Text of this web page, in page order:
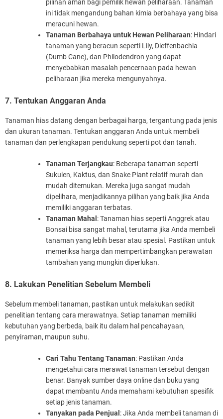
pilihan aman bagi pemilik hewan peliharaan. Tanaman
ini tidak mengandung bahan kimia berbahaya yang bisa
meracuni hewan.
Tanaman Berbahaya untuk Hewan Peliharaan: Hindari
tanaman yang beracun seperti Lily, Dieffenbachia
(Dumb Cane), dan Philodendron yang dapat
menyebabkan masalah pencernaan pada hewan
peliharaan jika mereka mengunyahnya.
7. Tentukan Anggaran Anda
Tanaman hias datang dengan berbagai harga, tergantung pada jenis
dan ukuran tanaman. Tentukan anggaran Anda untuk membeli
tanaman dan perlengkapan pendukung seperti pot dan tanah.
Tanaman Terjangkau: Beberapa tanaman seperti
Sukulen, Kaktus, dan Snake Plant relatif murah dan
mudah ditemukan. Mereka juga sangat mudah
dipelihara, menjadikannya pilihan yang baik jika Anda
memiliki anggaran terbatas.
Tanaman Mahal : Tanaman hias seperti Anggrek atau
Bonsai bisa sangat mahal, terutama jika Anda membeli
tanaman yang lebih besar atau spesial. Pastikan untuk
memeriksa harga dan mempertimbangkan perawatan
tambahan yang mungkin diperlukan.
8. Lakukan Penelitian Sebelum Membeli
Sebelum membeli tanaman, pastikan untuk melakukan sedikit
penelitian tentang cara merawatnya. Setiap tanaman memiliki
kebutuhan yang berbeda, baik itu dalam hal pencahayaan,
penyiraman, maupun suhu.
Cari Tahu Tentang Tanaman: Pastikan Anda
mengetahui cara merawat tanaman tersebut dengan
benar. Banyak sumber daya online dan buku yang
dapat membantu Anda memahami kebutuhan spesifik
setiap jenis tanaman.
Tanyakan pada Penjual : Jika Anda membeli tanaman di